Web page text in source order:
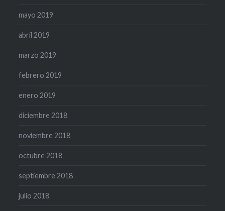
mayo 2019
abril 2019
marzo 2019
febrero 2019
enero 2019
diciembre 2018
noviembre 2018
octubre 2018
septiembre 2018
julio 2018